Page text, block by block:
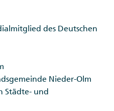
des Deutschen
Nieder-Olm
Städte- und